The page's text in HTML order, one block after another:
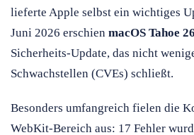
lieferte Apple selbst ein wichtiges
Juni 2026 erschien macOS Tahoe
Sicherheits-Update, das nicht
Schwachstellen (CVEs) schließt.
Besonders umfangreich fielen die
WebKit-Bereich aus: 17 Fehler